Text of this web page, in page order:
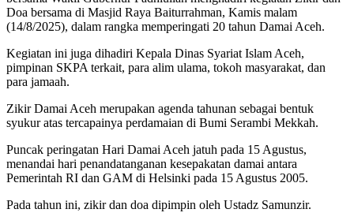
Doa bersama di Masjid Raya Baiturrahman, Kamis malam
(14/8/2025), dalam rangka memperingati 20 tahun Damai Aceh.
Kegiatan ini juga dihadiri Kepala Dinas Syariat Islam Aceh,
pimpinan SKPA terkait, para alim ulama, tokoh masyarakat, dan
para jamaah.
Zikir Damai Aceh merupakan agenda tahunan sebagai bentuk
syukur atas tercapainya perdamaian di Bumi Serambi Mekkah.
Puncak peringatan Hari Damai Aceh jatuh pada 15 Agustus,
menandai hari penandatanganan kesepakatan damai antara
Pemerintah RI dan GAM di Helsinki pada 15 Agustus 2005.
Pada tahun ini, zikir dan doa dipimpin oleh Ustadz Samunzir.